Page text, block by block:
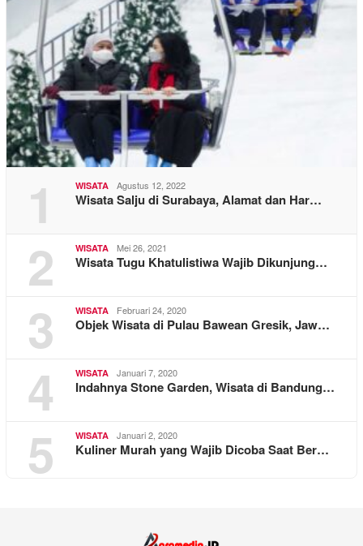
1 WISATA Agustus 12, 2022
Wisata Salju di Surabaya, Alamat dan Har…
2 WISATA Mei 26, 2021
Wisata Tugu Khatulistiwa Wajib Dikunjung…
3 WISATA Februari 24, 2020
Objek Wisata di Pulau Bawean Gresik, Jaw…
4 WISATA Januari 7, 2020
Indahnya Stone Garden, Wisata di Bandung…
5 WISATA Januari 2, 2020
Kuliner Murah yang Wajib Dicoba Saat Ber…